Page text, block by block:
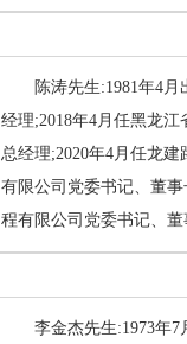
陈涛先生:1981年4
经理;2018年4月任黑龙
总经理;2020年4月任龙
有限公司党委书记、董
程有限公司党委书记、
李金杰先生:1973年